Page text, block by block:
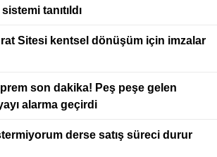
tanıtıldı
Sitesi kentsel dönüşüm için imzalar
son dakika! Peş peşe gelen
alarma geçirdi
derse satış süreci durur